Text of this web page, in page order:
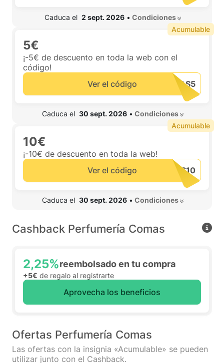
Caduca el 2 sept. 2026 • Condiciones
5€
¡-5€ de descuento en toda la web con el
código!
Ver el código
Caduca el 30 sept. 2026 • Condiciones
Acumulable
10€
¡-10€ de descuento en toda la web!
Ver el código
Caduca el 30 sept. 2026 • Condiciones
Acumulable
Cashback Perfumería Comas
2,25%reembolsado en tu compra
+5€ de regalo al registrarte
Aprovecha los beneficios
Ofertas Perfumería Comas
Las ofertas con la insignia «Acumulable» se pueden
utilizar junto con el Cashback.